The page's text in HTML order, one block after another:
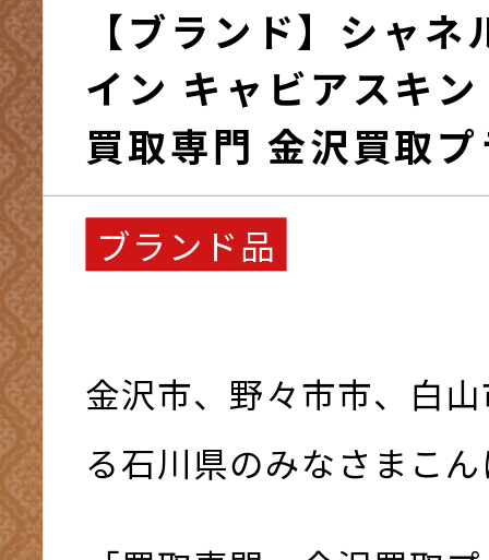
【ブランド】シャ
イン キャビアスキ
買取専門 金沢買取
ブランド品
金沢市、野々市市、白
る石川県のみなさまこ